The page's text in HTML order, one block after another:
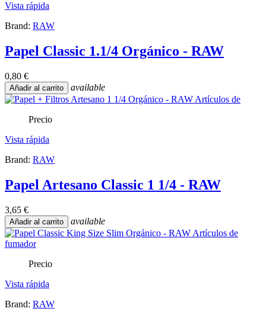
Vista rápida
Brand: RAW
Papel Classic 1.1/4 Orgánico - RAW
0,80 €
Añadir al carrito available
Precio
Vista rápida
Brand: RAW
Papel Artesano Classic 1 1/4 - RAW
3,65 €
Añadir al carrito available
Precio
Vista rápida
Brand: RAW